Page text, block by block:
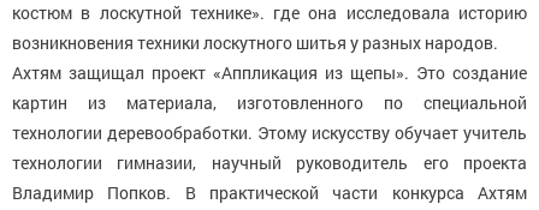
костюм в лоскутной технике». где она исследовала историю
возникновения техники лоскутного шитья у разных народов.
Ахтям защищал проект «Аппликация из щепы». Это создание
картин из материала, изготовленного по специальной
технологии деревообработки. Этому искусству обучает учитель
технологии гимназии, научный руководитель его проекта
Владимир Попков. В практической части конкурса Ахтям